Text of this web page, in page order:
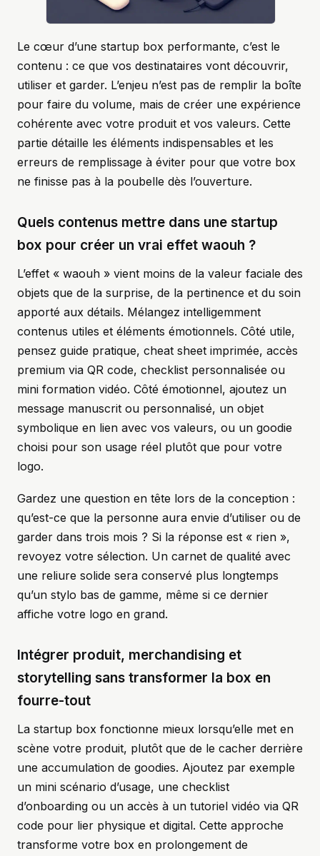
Le cœur d’une startup box performante, c’est le
contenu : ce que vos destinataires vont découvrir,
utiliser et garder. L’enjeu n’est pas de remplir la boîte
pour faire du volume, mais de créer une expérience
cohérente avec votre produit et vos valeurs. Cette
partie détaille les éléments indispensables et les
erreurs de remplissage à éviter pour que votre box
ne finisse pas à la poubelle dès l’ouverture.
Quels contenus mettre dans une startup
box pour créer un vrai effet waouh ?
L’effet « waouh » vient moins de la valeur faciale des
objets que de la surprise, de la pertinence et du soin
apporté aux détails. Mélangez intelligemment
contenus utiles et éléments émotionnels. Côté utile,
pensez guide pratique, cheat sheet imprimée, accès
premium via QR code, checklist personnalisée ou
mini formation vidéo. Côté émotionnel, ajoutez un
message manuscrit ou personnalisé, un objet
symbolique en lien avec vos valeurs, ou un goodie
choisi pour son usage réel plutôt que pour votre
logo.
Gardez une question en tête lors de la conception :
qu’est-ce que la personne aura envie d’utiliser ou de
garder dans trois mois ? Si la réponse est « rien »,
revoyez votre sélection. Un carnet de qualité avec
une reliure solide sera conservé plus longtemps
qu’un stylo bas de gamme, même si ce dernier
affiche votre logo en grand.
Intégrer produit, merchandising et
storytelling sans transformer la box en
fourre-tout
La startup box fonctionne mieux lorsqu’elle met en
scène votre produit, plutôt que de le cacher derrière
une accumulation de goodies. Ajoutez par exemple
un mini scénario d’usage, une checklist
d’onboarding ou un accès à un tutoriel vidéo via QR
code pour lier physique et digital. Cette approche
transforme votre box en prolongement de